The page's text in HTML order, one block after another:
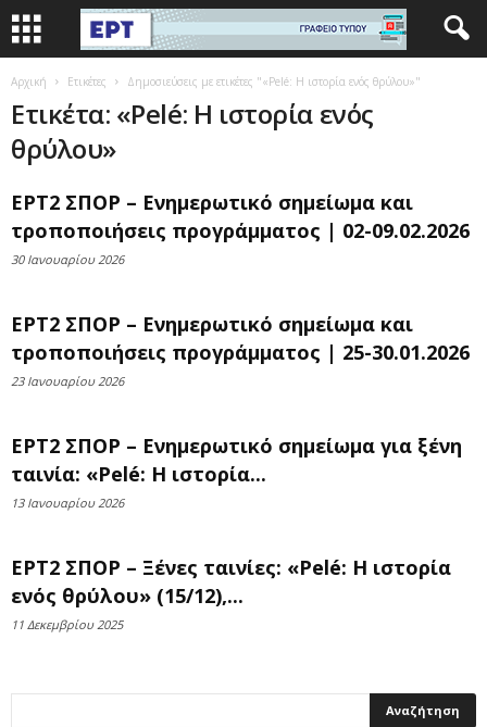
Αρχική Ετικέτες Δημοσιεύσεις με ετικέτες "«Pelé: Η ιστορία ενός θρύλου»"
Ετικέτα: «Pelé: Η ιστορία ενός
θρύλου»
ΕΡΤ2 ΣΠΟΡ – Ενημερωτικό σημείωμα και
τροποποιήσεις προγράμματος | 02-09.02.2026
30 Ιανουαρίου 2026
ΕΡΤ2 ΣΠΟΡ – Ενημερωτικό σημείωμα και
τροποποιήσεις προγράμματος | 25-30.01.2026
23 Ιανουαρίου 2026
ΕΡΤ2 ΣΠΟΡ – Ενημερωτικό σημείωμα για ξένη
ταινία: «Pelé: Η ιστορία...
13 Ιανουαρίου 2026
ΕΡΤ2 ΣΠΟΡ – Ξένες ταινίες: «Pelé: Η ιστορία
ενός θρύλου» (15/12),...
11 Δεκεμβρίου 2025